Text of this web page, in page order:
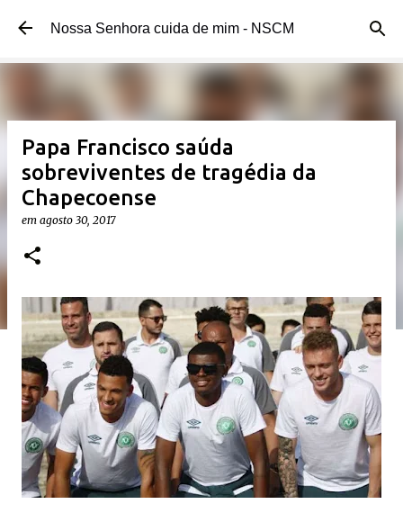
Pular para o conteúdo principal
Nossa Senhora cuida de mim - NSCM
Papa Francisco saúda
sobreviventes de tragédia da
Chapecoense
em agosto 30, 2017